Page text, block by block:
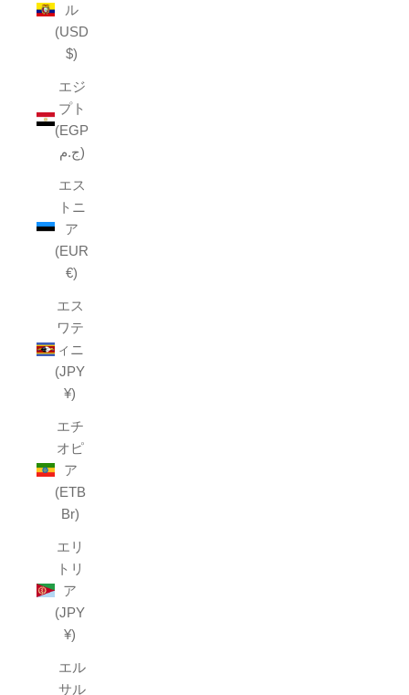
ル
(USD
$)
エジ
プト
(EGP
ج.م)
エス
トニ
ア
(EUR
€)
エス
ワテ
ィニ
(JPY
¥)
エチ
オピ
ア
(ETB
Br)
エリ
トリ
ア
(JPY
¥)
エル
サル